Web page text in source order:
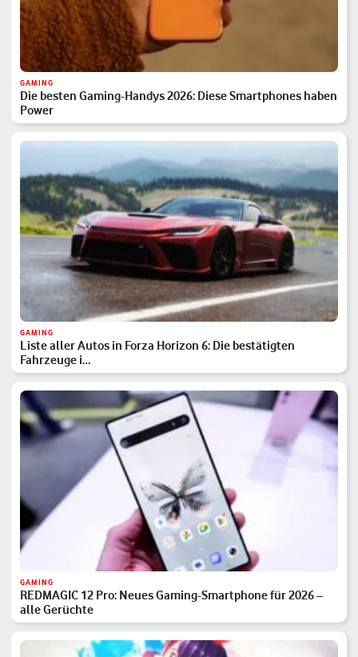
GAMING
Die besten Gaming-Handys 2026: Diese Smartphones haben
Power
GAMING
Liste aller Autos in Forza Horizon 6: Die bestätigten
Fahrzeuge i…
GAMING
REDMAGIC 12 Pro: Neues Gaming-Smartphone für 2026 –
alle Gerüchte